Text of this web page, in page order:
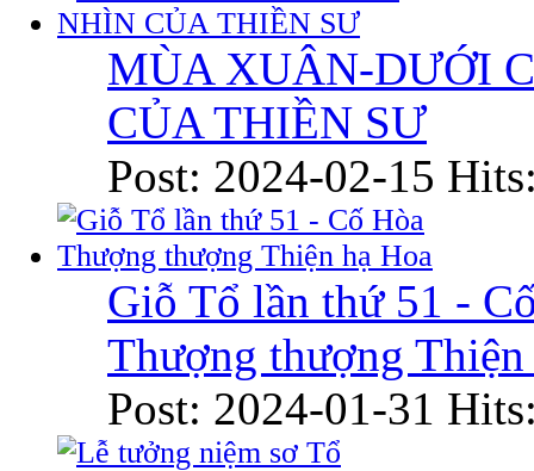
MÙA XUÂN-DƯỚI
CỦA THIỀN SƯ
Post: 2024-02-15
Giỗ Tổ lần thứ 51 -
Thượng thượng Thiện
Post: 2024-01-31